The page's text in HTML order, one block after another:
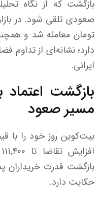
بازگشت که از نگاه
تومان معامله شد و همچنان
دارد؛ نشانه‌ای از تداوم
ایرانی.
بازگشت اعتماد
مسیر صعود
بازگشت قدرت خریداران
حکایت دارد.